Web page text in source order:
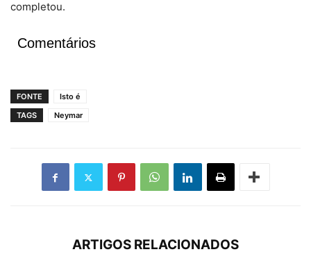
completou.
Comentários
FONTE
Isto é
TAGS
Neymar
ARTIGOS RELACIONADOS